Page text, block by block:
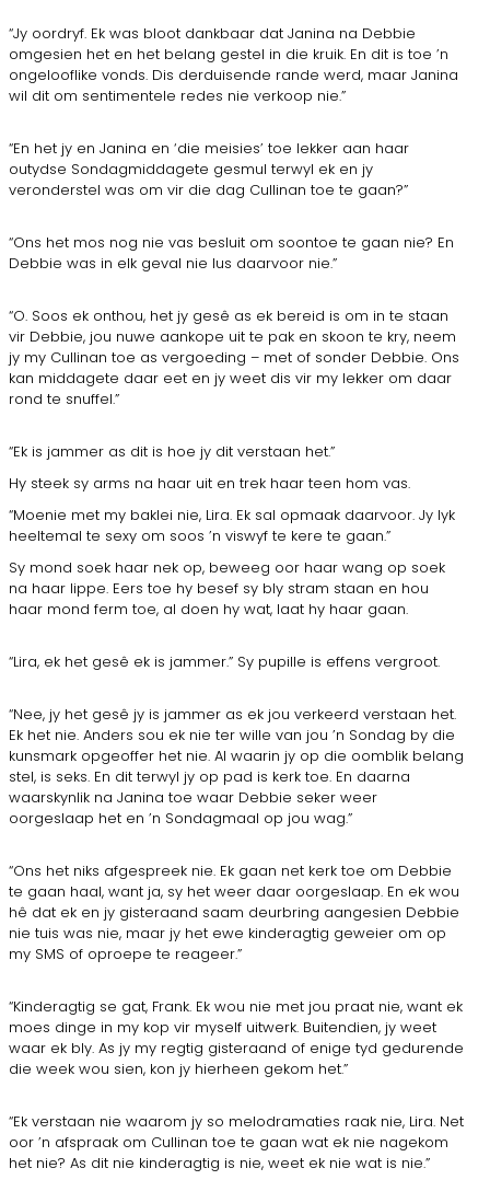
“Jy oordryf. Ek was bloot dankbaar dat Janina na Debbie
omgesien het en het belang gestel in die kruik. En dit is toe ’n
ongelooflike vonds. Dis derduisende rande werd, maar Janina
wil dit om sentimentele redes nie verkoop nie.”
“En het jy en Janina en ‘die meisies’ toe lekker aan haar
outydse Sondagmiddagete gesmul terwyl ek en jy
veronderstel was om vir die dag Cullinan toe te gaan?”
“Ons het mos nog nie vas besluit om soontoe te gaan nie? En
Debbie was in elk geval nie lus daarvoor nie.”
“O. Soos ek onthou, het jy gesê as ek bereid is om in te staan
vir Debbie, jou nuwe aankope uit te pak en skoon te kry, neem
jy my Cullinan toe as vergoeding – met of sonder Debbie. Ons
kan middagete daar eet en jy weet dis vir my lekker om daar
rond te snuffel.”
“Ek is jammer as dit is hoe jy dit verstaan het.”
Hy steek sy arms na haar uit en trek haar teen hom vas.
“Moenie met my baklei nie, Lira. Ek sal opmaak daarvoor. Jy lyk
heeltemal te sexy om soos ’n viswyf te kere te gaan.”
Sy mond soek haar nek op, beweeg oor haar wang op soek
na haar lippe. Eers toe hy besef sy bly stram staan en hou
haar mond ferm toe, al doen hy wat, laat hy haar gaan.
“Lira, ek het gesê ek is jammer.” Sy pupille is effens vergroot.
“Nee, jy het gesê jy is jammer as ek jou verkeerd verstaan het.
Ek het nie. Anders sou ek nie ter wille van jou ’n Sondag by die
kunsmark opgeoffer het nie. Al waarin jy op die oomblik belang
stel, is seks. En dit terwyl jy op pad is kerk toe. En daarna
waarskynlik na Janina toe waar Debbie seker weer
oorgeslaap het en ’n Sondagmaal op jou wag.”
“Ons het niks afgespreek nie. Ek gaan net kerk toe om Debbie
te gaan haal, want ja, sy het weer daar oorgeslaap. En ek wou
hê dat ek en jy gisteraand saam deurbring aangesien Debbie
nie tuis was nie, maar jy het ewe kinderagtig geweier om op
my SMS of oproepe te reageer.”
“Kinderagtig se gat, Frank. Ek wou nie met jou praat nie, want ek
moes dinge in my kop vir myself uitwerk. Buitendien, jy weet
waar ek bly. As jy my regtig gisteraand of enige tyd gedurende
die week wou sien, kon jy hierheen gekom het.”
“Ek verstaan nie waarom jy so melodramaties raak nie, Lira. Net
oor ’n afspraak om Cullinan toe te gaan wat ek nie nagekom
het nie? As dit nie kinderagtig is nie, weet ek nie wat is nie.”